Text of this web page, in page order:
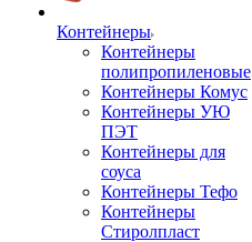
Контейнеры
Контейнеры
полипропиленовые
Контейнеры Комус
Контейнеры УЮ
ПЭТ
Контейнеры для
соуса
Контейнеры Тефо
Контейнеры
Стиролпласт